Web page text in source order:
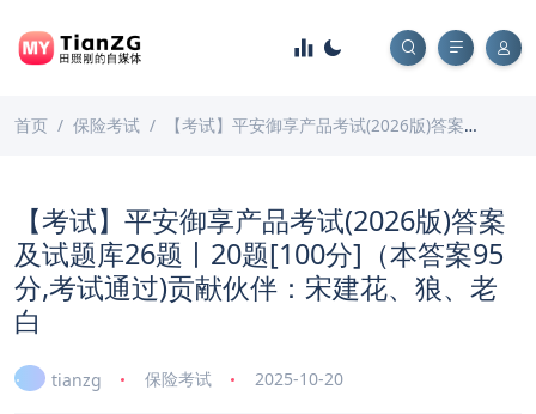
首页 保险考试 【考试】平安御享产品考试(2026版)答案及试题库26题丨20题[100分]（本答案95分,考试通过)贡献伙伴：宋建花、狼、老白
【考试】平安御享产品考试(2026版)答案
及试题库26题丨20题[100分]（本答案95
分,考试通过)贡献伙伴：宋建花、狼、老
白
tianzg 保险考试 2025-10-20